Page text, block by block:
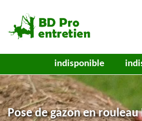
indisponible
Pose de gazon en